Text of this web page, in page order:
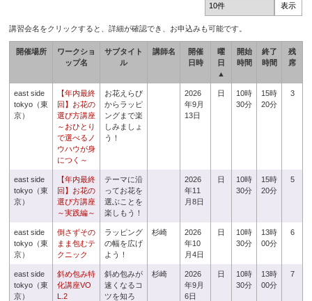
講習会名をクリックすると、詳細が確認でき、お申込みも可能です。
開催場所
ワークショ
ップ名
サブタイト
ル
講師名
開催
日時
曜
日
▲
開始
時間
終了
時間
残
席
east side
tokyo（東
京）
【年内最終
回】お花の
選び方講座
～おひとり
で選べるノ
ウハウが身
につく～
お花えらび
からラッピ
ングまで楽
しみましょ
う！
2026
年9月
13日
日
10時
30分
15時
20分
3
east side
tokyo（東
京）
【年内最終
回】お花の
選び方講座
～実践編～
テーマに沿
ってお花を
選ぶことを
楽しもう！
2026
年11
月8日
日
10時
30分
15時
20分
5
east side
tokyo（東
京）
倒さずその
まま包むテ
クニック
ラッピング
の幅を広げ
よう！
杉崎
2026
年10
月4日
日
10時
30分
13時
00分
6
east side
tokyo（東
京）
斜め包み特
化講座VO
L.2
斜め包みが
速くなるコ
ツを知ろ
杉崎
2026
年9月
6日
日
10時
30分
13時
00分
7